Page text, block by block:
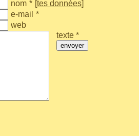
nom * [tes données]
e-mail *
web
texte *
envoyer